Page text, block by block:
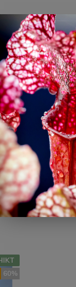
€
60%